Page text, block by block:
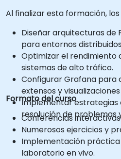
Al finalizar esta formación,
Diseñar arquitecturas de
para entornos
Optimizar el rendimiento
sistemas de alto tráfico.
Configurar Grafana para
extensos y
Implementar estrategias
resolución de problemas
Formato del curso
Conferencias
Numerosos ejercicios y
Implementación
laboratorio en vivo.